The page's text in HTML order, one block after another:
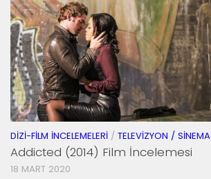
DIZI-FILM İNCELEMELERI / TELEVIZYON / SINEMA
Addicted (2014) Film İncelemesi
18 MART 2020